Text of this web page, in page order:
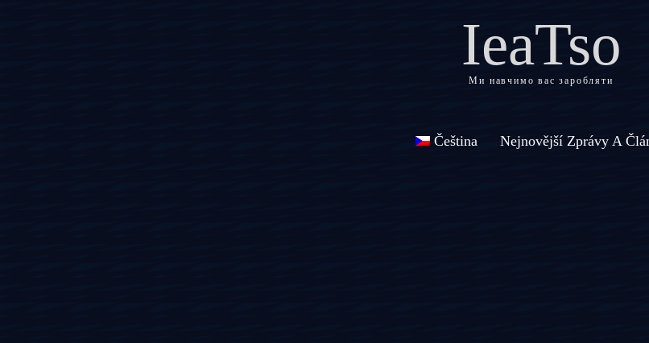
IeaTso
Ми навчимо вас заробляти
Čeština Nejnovější Zprávy A